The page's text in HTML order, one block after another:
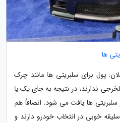
ها
پول برای سلبریتی ها مانند چرک
ندارند، در نتیجه به جای یک یا
سلبریتی ها یافت می شود. انصافاً هم
خوبی در انتخاب خودرو دارند و